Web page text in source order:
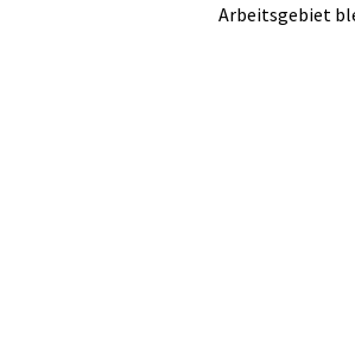
Arbeitsgebiet